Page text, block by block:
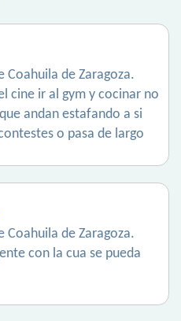
Coahuila de Zaragoza.
cine ir al gym y cocinar no
andan estafando a si
o pasa de largo
Coahuila de Zaragoza.
con la cua se pueda